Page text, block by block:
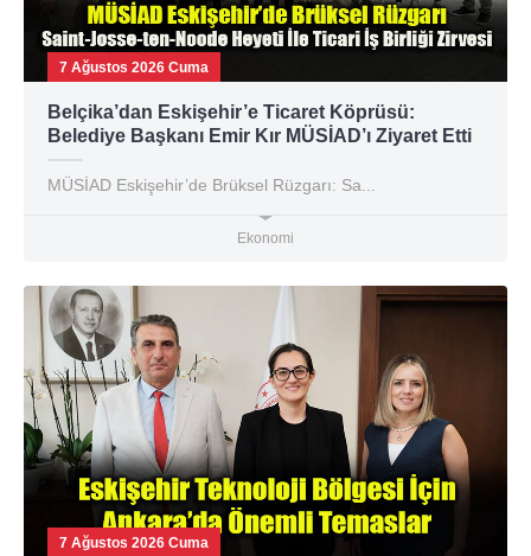
7 Ağustos 2026 Cuma
Belçika’dan Eskişehir’e Ticaret Köprüsü:
Belediye Başkanı Emir Kır MÜSİAD’ı Ziyaret Etti
MÜSİAD Eskişehir’de Brüksel Rüzgarı: Sa...
Ekonomi
7 Ağustos 2026 Cuma